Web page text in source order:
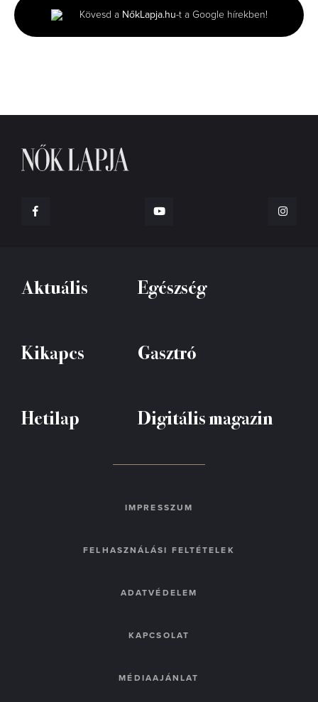
minute,
54
seconds
Kövesd a NőkLapja.hu-t a Google hírekben!
Aktuális Egészség
Kikapcs Gasztró
Hetilap Digitális magazin
IMPRESSZUM
FELHASZNÁLÁSI FELTÉTELEK
ADATVÉDELEM
KAPCSOLAT
MÉDIAAJÁNLAT